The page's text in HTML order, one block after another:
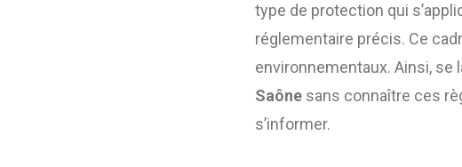
type de protection qui
réglementaire précis. Ce
environnementaux. Ainsi, se
Saône sans connaître ces
s’informer.